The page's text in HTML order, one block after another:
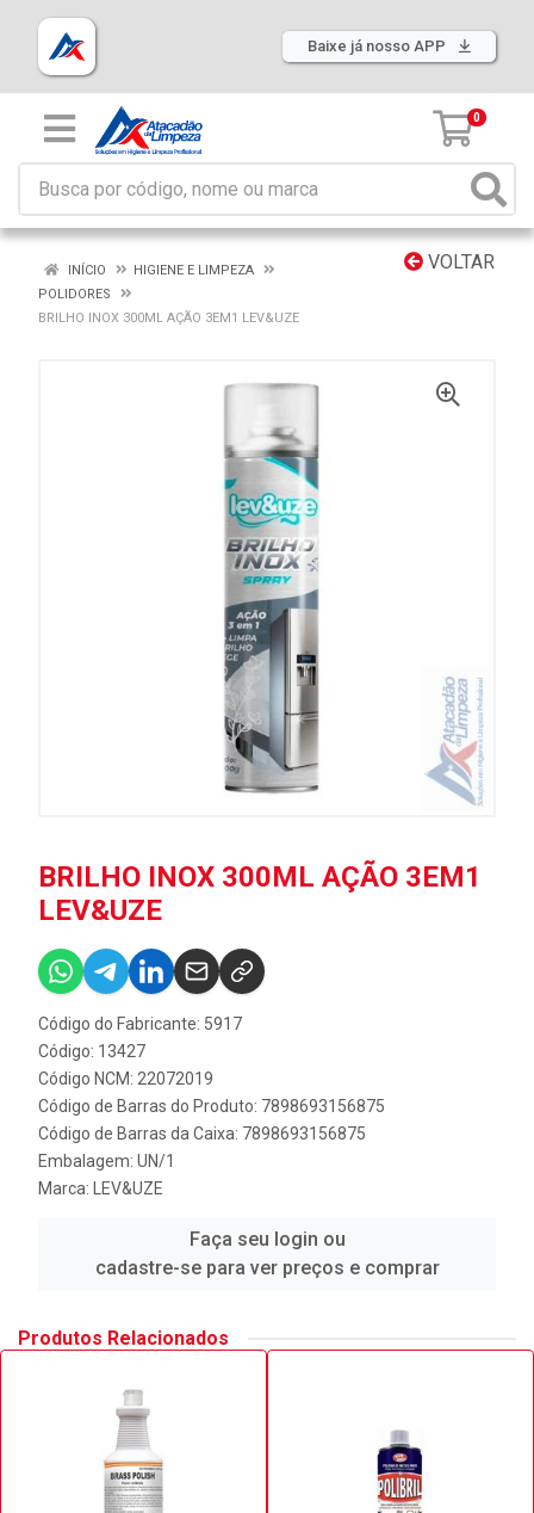
Baixe já nosso APP
0
VOLTAR
INÍCIO
HIGIENE E LIMPEZA
POLIDORES
BRILHO INOX 300ML AÇÃO 3EM1 LEV&UZE
BRILHO INOX 300ML AÇÃO 3EM1
LEV&UZE
Código do Fabricante: 5917
Código: 13427
Código NCM: 22072019
Código de Barras do Produto: 7898693156875
Código de Barras da Caixa: 7898693156875
Embalagem: UN/1
Marca:
LEV&UZE
Faça seu login ou
cadastre-se para ver preços e comprar
Produtos Relacionados